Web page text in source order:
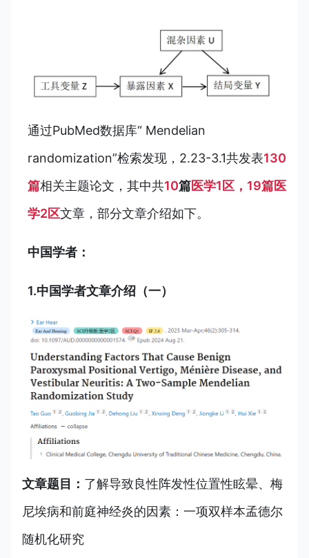
通过PubMed数据库“ Mendelian
randomization”检索发现，2.23-3.1共发表130
篇相关主题论文，其中共10篇医学1区，19篇医
学2区文章，部分文章介绍如下。
中国学者：
1.中国学者文章介绍（一）
文章题目： 了解导致良性阵发性位置性眩晕、梅
尼埃病和前庭神经炎的因素：一项双样本孟德尔
随机化研究